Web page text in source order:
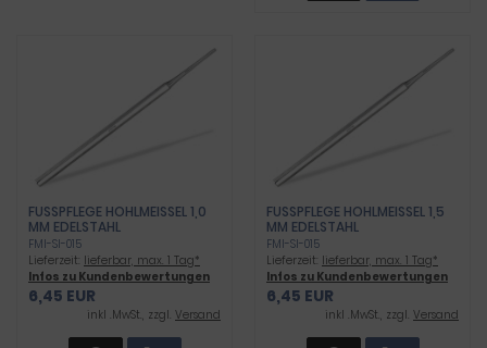
FUSSPFLEGE HOHLMEISSEL 1,0 MM
EDELSTAHL
FMI-SI-015
Lieferzeit: lieferbar, max. 1 Tag*
Infos zu Kundenbewertungen
6,45 EUR
inkl .MwSt., zzgl. Versand
FUSSPFLEGE HOHLMEISSEL 1,5 MM
EDELSTAHL
FMI-SI-015
Lieferzeit: lieferbar, max. 1 Tag*
Infos zu Kundenbewertungen
6,45 EUR
inkl .MwSt., zzgl. Versand